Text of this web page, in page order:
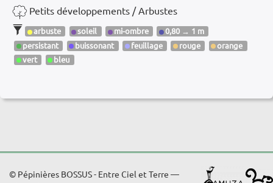
Petits développements / Arbustes
arbuste soleil mi-ombre
0,80 → 1 m
persistant
buissonant feuillage rouge
orange
vert
bleu
© Pépinières BOSSUS - Entre Ciel et Terre —